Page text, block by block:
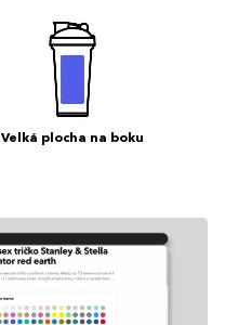
Velká plocha na boku